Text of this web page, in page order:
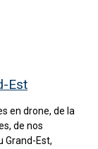
Est
en drone, de la
de nos
Grand-Est,